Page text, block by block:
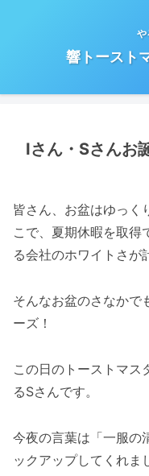
や
響トースト
Iさん・Sさんお
皆さん、お盆はゆっく
こで、夏期休暇を取得
る会社のホワイトさが
そんなお盆のさなかで
ーズ！
この日のトーストマス
るSさんです。
今夜の言葉は「一服の
ックアップしてくれま